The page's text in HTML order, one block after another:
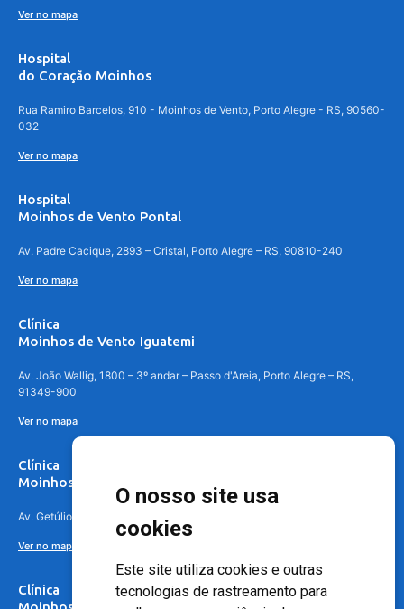
O nosso site usa
cookies
Este site utiliza cookies e outras
tecnologias de rastreamento para
Ver no mapa
Hospital
do Coração Moinhos
Rua Ramiro Barcelos, 910 - Moinhos de Vento, Porto Alegre - RS, 90560-
032
Ver no mapa
Hospital
Moinhos de Vento Pontal
Av. Padre Cacique, 2893 – Cristal, Porto Alegre – RS, 90810-240
Ver no mapa
Clínica
Moinhos de Vento Iguatemi
Av. João Wallig, 1800 – 3º andar – Passo d'Areia, Porto Alegre – RS,
91349-900
Ver no mapa
Clínica
Moinhos de Vento Canoas
Av. Getúlio Vargas, 4841 – Centro, Canoas – RS, 92010-010
Ver no mapa
Clínica